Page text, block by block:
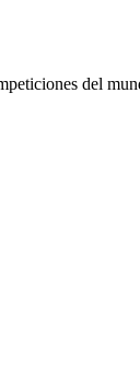
del